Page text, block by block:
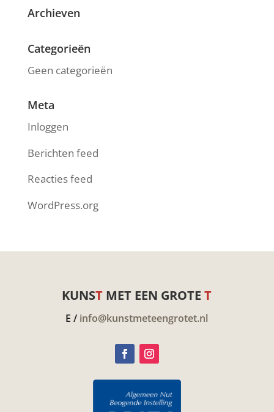
Archieven
Categorieën
Geen categorieën
Meta
Inloggen
Berichten feed
Reacties feed
WordPress.org
KUNST MET EEN GROTET
E / info@kunstmeteengrotet.nl